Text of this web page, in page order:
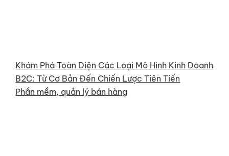
Khám Phá Toàn Diện Các Loại Mô Hình Kinh Doanh
B2C: Từ Cơ Bản Đến Chiến Lược Tiên Tiến
Phần mềm, quản lý bán hàng